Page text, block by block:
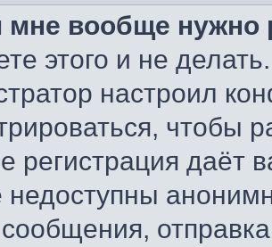
мне вообще нужно
этого и не
настроил
чтобы
регистрация даёт
недоступны